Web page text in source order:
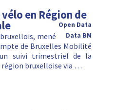
en Région de
Open Data
Data BM
mené
de Bruxelles Mobilité
suivi trimestriel de la
région bruxelloise via …